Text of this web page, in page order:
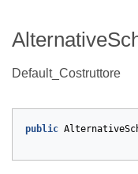
Default_Costruttore
public